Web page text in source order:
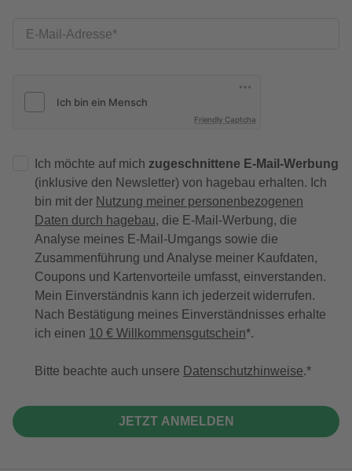
E-Mail-Adresse
Friendly Captcha
Ich möchte auf mich zugeschnittene E-Mail-Werbung
(inklusive den Newsletter) von hagebau erhalten. Ich
bin mit der Nutzung meiner personenbezogenen
Daten durch hagebau, die E-Mail-Werbung, die
Analyse meines E-Mail-Umgangs sowie die
Zusammenführung und Analyse meiner Kaufdaten,
Coupons und Kartenvorteile umfasst, einverstanden.
Mein Einverständnis kann ich jederzeit widerrufen.
Nach Bestätigung meines Einverständnisses erhalte
ich einen 10 € Willkommensgutschein*.
Bitte beachte auch unsere Datenschutzhinweise.
JETZT ANMELDEN